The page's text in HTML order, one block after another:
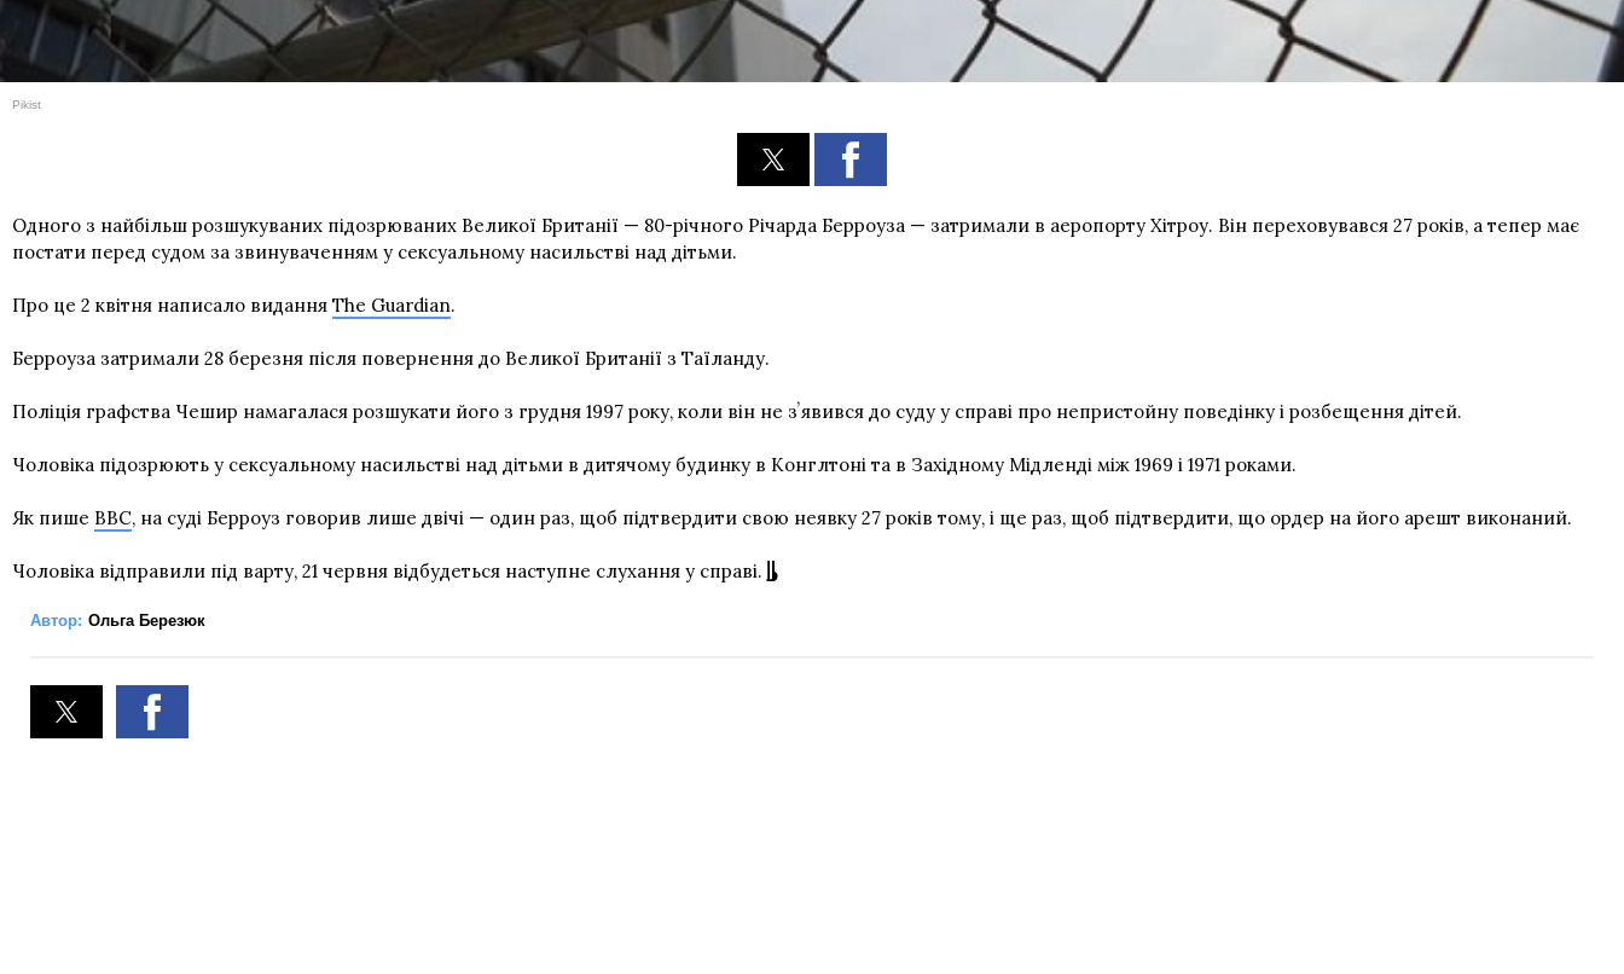
Pikist
Одного з найбільш розшукуваних підозрюваних Великої Британії — 80-річного Річарда Берроуза — затримали в аеропорту Хітроу. Він переховувався 27 років, а тепер має
постати перед судом за звинуваченням у сексуальному насильстві над дітьми.
Про це 2 квітня написало видання The Guardian.
Берроуза затримали 28 березня після повернення до Великої Британії з Таїланду.
Поліція графства Чешир намагалася розшукати його з грудня 1997 року, коли він не зʼявився до суду у справі про непристойну поведінку і розбещення дітей.
Чоловіка підозрюють у сексуальному насильстві над дітьми в дитячому будинку в Конглтоні та в Західному Мідленді між 1969 і 1971 роками.
Як пише BBC, на суді Берроуз говорив лише двічі — один раз, щоб підтвердити свою неявку 27 років тому, і ще раз, щоб підтвердити, що ордер на його арешт виконаний.
Чоловіка відправили під варту, 21 червня відбудеться наступне слухання у справі.
Автор: Ольга Березюк